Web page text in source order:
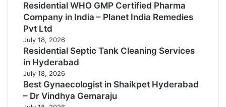
Residential WHO GMP Certified Pharma
Company in India – Planet India Remedies
Pvt Ltd
July 18, 2026
Residential Septic Tank Cleaning Services
in Hyderabad
July 18, 2026
Best Gynaecologist in Shaikpet Hyderabad
– Dr Vindhya Gemaraju